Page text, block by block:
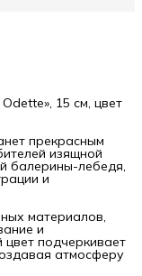
15 см, цвет
прекрасным
изящной
балерины-лебедя,
и
материалов,
и
цвет подчеркивает
атмосферу